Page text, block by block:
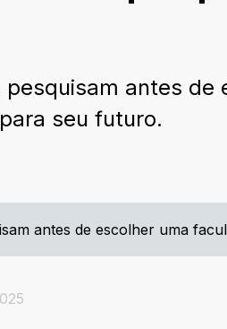
antes
seu futuro.
antes de escolher uma